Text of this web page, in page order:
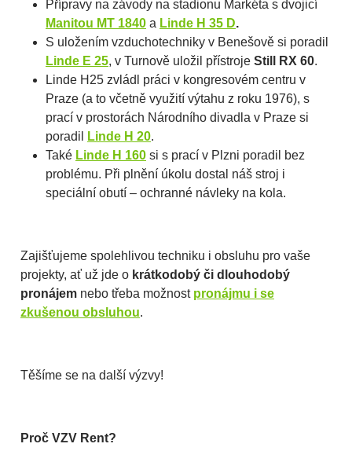
Přípravy na závody na stadionu Markéta s dvojicí
Manitou MT 1840 a Linde H 35 D.
S uložením vzduchotechniky v Benešově si poradil
Linde E 25, v Turnově uložil přístroje Still RX 60.
Linde H25 zvládl práci v kongresovém centru v
Praze (a to včetně využití výtahu z roku 1976), s
prací v prostorách Národního divadla v Praze si
poradil
Linde H 20.
Také Linde H 160 si s prací v Plzni poradil bez
problému. Při plnění úkolu dostal náš stroj i
speciální obutí – ochranné návleky na kola.
Zajišťujeme spolehlivou techniku i obsluhu pro vaše
projekty, ať už jde o krátkodobý či dlouhodobý
pronájem nebo třeba možnost pronájmu i se
zkušenou obsluhou.
Těšíme se na další výzvy!
Proč VZV Rent?